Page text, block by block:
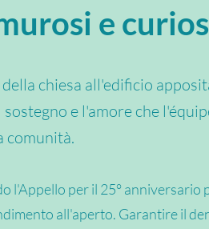
e
chiesa all'edificio
e l'amore che
comunità.
l'Appello per il 25° anniversario
all'aperto. Garantire il